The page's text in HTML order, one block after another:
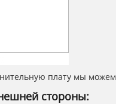
плату мы
стороны: